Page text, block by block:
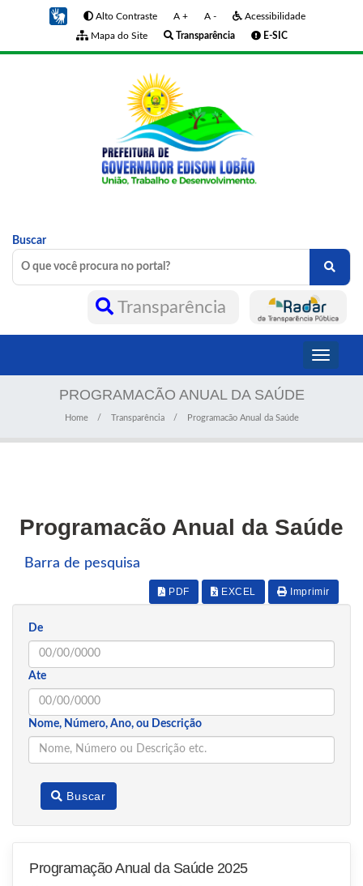
Alto Contraste A + A -
Acessibilidade
Mapa do Site
Transparência E-SIC
Buscar
Transparência
Toggle
PROGRAMACÃO ANUAL DA SAÚDE
Home Transparência Programacão Anual da Saúde
Programacão Anual da Saúde
Barra de pesquisa
PDF EXCEL Imprimir
De
Ate
Nome, Número, Ano, ou Descrição
Buscar
Programação Anual da Saúde 2025